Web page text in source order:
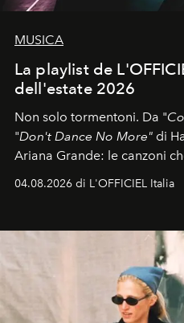
MUSICA
La playlist de
dell'estate 2026
Non solo tormentoni. Da "
"Don't Dance No More" di
Ariana Grande: le canzoni
colonna sonora della
04.08.2026 di L'OFFICIEL Italia